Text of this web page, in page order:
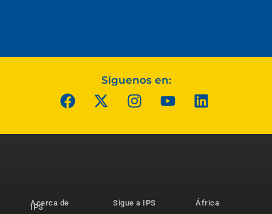
Síguenos en:
Acerca de
IPS
Sigue a IPS
África